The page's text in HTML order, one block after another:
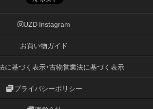
UZD Instagram
お買い物ガイド
に基づく表示・古物営業法に基づく表示
プライバシーポリシー